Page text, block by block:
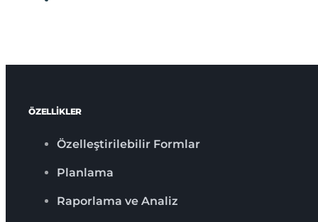
ÖZELLİKLER
Özelleştirilebilir Formlar
Planlama
Raporlama ve Analiz